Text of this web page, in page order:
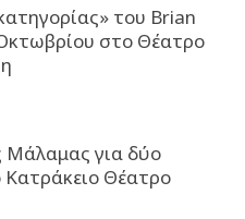
του Brian
στο Θέατρο
για δύο
Κατράκειο Θέατρο